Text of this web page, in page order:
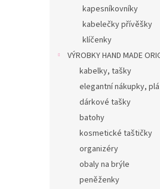
kapesníkovníky
kabelečky přívěšky
klíčenky
VÝROBKY HAND MADE
kabelky, tašky
elegantní nákupky,
dárkové tašky
batohy
kosmetické taštičky
organizéry
obaly na brýle
peněženky